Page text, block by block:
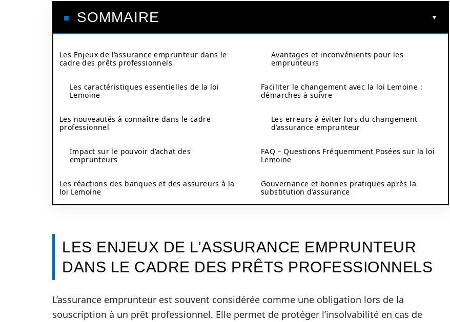
SOMMAIRE
Les Enjeux de l’assurance emprunteur dans le
cadre des prêts professionnels
Les caractéristiques essentielles de la loi
Lemoine
Les nouveautés à connaître dans le cadre
professionnel
Impact sur le pouvoir d’achat des
emprunteurs
Les réactions des banques et des assureurs à la
loi Lemoine
Avantages et inconvénients pour les
emprunteurs
Faciliter le changement avec la loi Lemoine :
démarches à suivre
Les erreurs à éviter lors du changement
d’assurance emprunteur
FAQ – Questions Fréquemment Posées sur la loi
Lemoine
Gouvernance et bonnes pratiques après la
substitution d’assurance
LES ENJEUX DE L’ASSURANCE EMPRUNTEUR
DANS LE CADRE DES PRÊTS PROFESSIONNELS
L’assurance emprunteur est souvent considérée comme une obligation lors de la
souscription à un prêt professionnel. Elle permet de protéger l’insolvabilité en cas de